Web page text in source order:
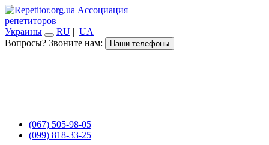
Ассоциация
репетиторов
Украины
RU | UA
Вопросы? Звоните нам:
Наши телефоны
(067) 505-98-05
(099) 818-33-25